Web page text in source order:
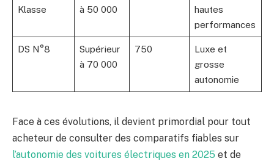
Klasse
à 50 000
hautes
performances
DS N°8
Supérieur
à 70 000
750
Luxe et
grosse
autonomie
Face à ces évolutions, il devient primordial pour tout
acheteur de consulter des comparatifs fiables sur
l’autonomie des voitures électriques en 2025 et de